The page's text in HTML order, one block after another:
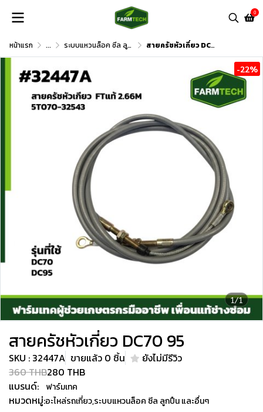
0
หน้าแรก ... ระบบแหวนล็อค ซีล ลูกปืน และอื่นๆ สายครัชหัวเกี่ยว DC70 95
1/1
-22%
สายครัชหัวเกี่ยว DC70 95
SKU : 32447A ขายแล้ว 0 ชิ้น
ยังไม่มีรีวิว
360 THB280 THB
แบรนด์:
ฟาร์มเทค
หมวดหมู่:อะไหล่รถเกี่ยว,ระบบแหวนล็อค ซีล ลูกปืน และอื่นๆ